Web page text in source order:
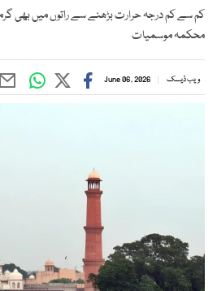
کم سے کم درجہ حرارت بڑھنے سے راتوں میں بھی
محکمہ موسمیات
ویب ڈیسک June 06, 2026